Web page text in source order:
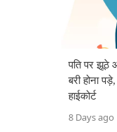
पति पर झूठे
बरी होना
हाईकोर्ट
8 Days ago